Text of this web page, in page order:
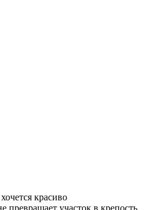
красиво
участок в крепость